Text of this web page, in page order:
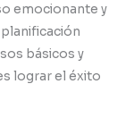
emocionante y
básicos y
lograr el éxito